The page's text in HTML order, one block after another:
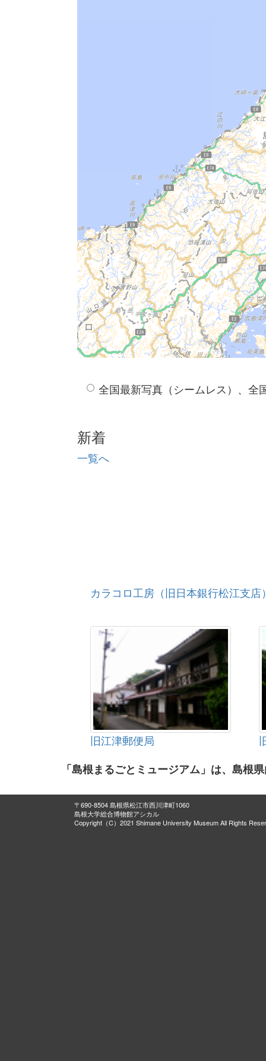
全国最新写真（シームレス）、全
新着
一覧へ
カラコロ工房（旧日本銀行松江支店
旧江津郵便局
「島根まるごとミュージアム」は、島根
〒690-8504 島根県松江市西川津町1060
島根大学総合博物館アシカル
Copyright（C）2021 Shimane University Museum All Rights